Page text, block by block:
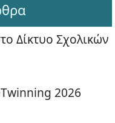
Δίκτυο Σχολικών
2026